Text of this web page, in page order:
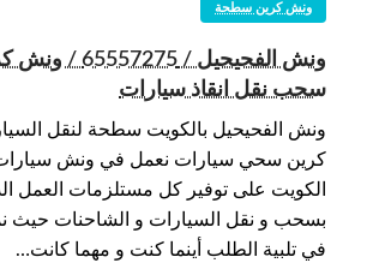
ونش كرين سطحة
ونش الفحيحيل /
سحب نقل انقاذ سيارات
ونش الفحيحيل بالكويت سطحة لنقل
كرين سحي سيارات نعمل في ونش سيارات
الكويت على توفير كل مستلزمات العمل
بسحب و نقل السيارات و الشاحنات حيث
في تلبية الطلب أينما كنت و مهما كانت…